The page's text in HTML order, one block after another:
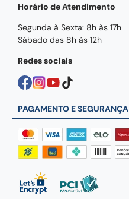
Horário de Atendimento
Segunda à Sexta: 8h às 17h
Sábado das 8h às 12h
Redes sociais
PAGAMENTO E SEGURANÇA